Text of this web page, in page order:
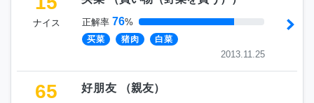
ナイス 正解率 76%
买菜 猪肉 白菜
2013.11.25
65 好朋友 （親友）